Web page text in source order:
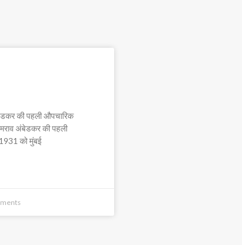
की पहली औपचारिक
अंबेडकर की पहली
को मुंबई